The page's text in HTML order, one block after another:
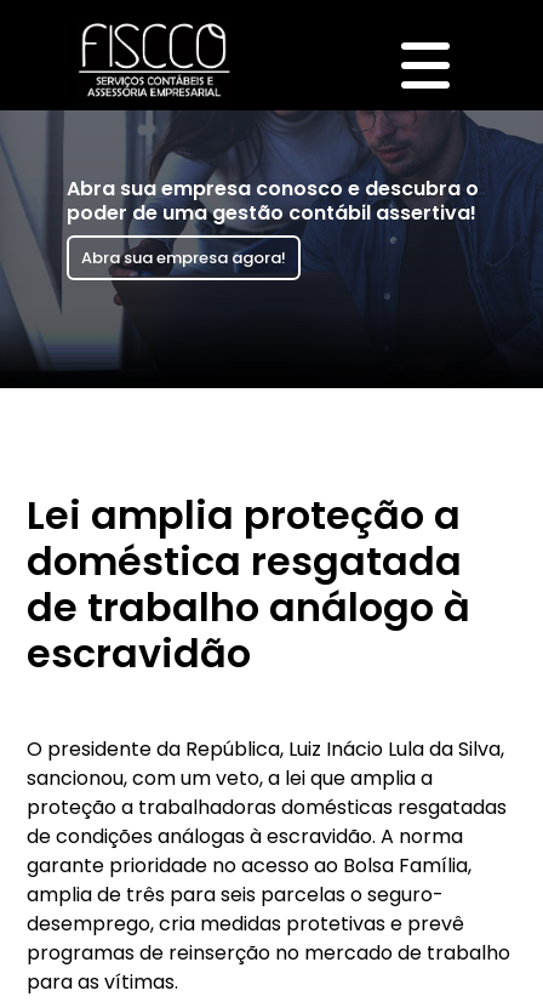
Abra sua empresa conosco e descubra o
poder de uma gestão contábil assertiva!
Abra sua empresa agora!
Lei amplia proteção a
doméstica resgatada
de trabalho análogo à
escravidão
O presidente da República, Luiz Inácio Lula da Silva,
sancionou, com um veto, a lei que amplia a
proteção a trabalhadoras domésticas resgatadas
de condições análogas à escravidão. A norma
garante prioridade no acesso ao Bolsa Família,
amplia de três para seis parcelas o seguro-
desemprego, cria medidas protetivas e prevê
programas de reinserção no mercado de trabalho
para as vítimas.